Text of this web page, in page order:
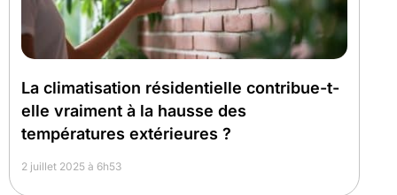
La climatisation résidentielle contribue-t-
elle vraiment à la hausse des
températures extérieures ?
2 juillet 2025 à 6h53